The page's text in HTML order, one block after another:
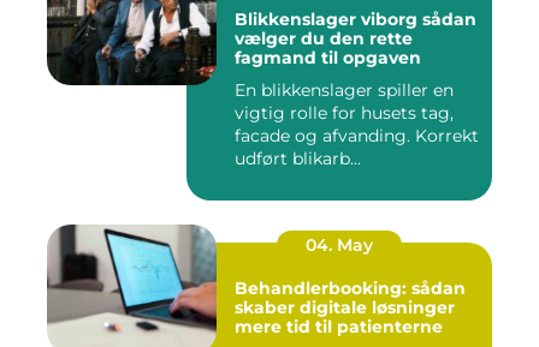
Blikkenslager viborg sådan
vælger du den rette
fagmand til opgaven
En blikkenslager spiller en
vigtig rolle for husets tag,
facade og afvanding. Korrekt
udført blikarb...
04. May
Behandlerbooking: sådan
skaber digitale løsninger
mere tid til patienterne